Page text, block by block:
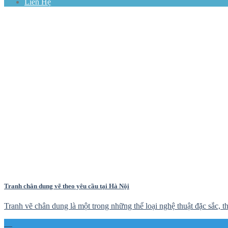
Liên Hệ
Tranh chân dung vẽ theo yêu cầu tại Hà Nội
Tranh vẽ chân dung là một trong những thể loại nghệ thuật đặc sắc,